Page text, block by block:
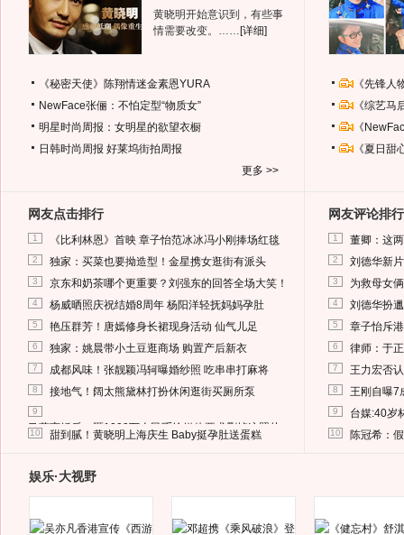
黄晓明开始意识到，有些事
情需要改变。…… [详细]
《秘密天使》陈翔情迷金素恩YURA
NewFace张俪：不怕定型“物质女”
明星时尚周报：女明星的欲望衣橱
日韩时尚周报 好莱坞街拍周报
更多 >>
《先锋
《综艺
《
《夏日
网友点击排行
1 《比利林恩》首映 章子怡范冰冰冯小刚捧场红毯
2 独家：买菜也要拗造型！金星携女逛街有派头
3 京东和奶茶哪个更重要？刘强东的回答全场大笑！
4 杨威晒照庆祝结婚8周年 杨阳洋轻抚妈妈孕肚
5 艳压群芳！唐嫣修身长裙现身活动 仙气儿足
6 独家：姚晨带小土豆逛商场 购置产后新衣
7 成都风味！张靓颖冯轲曝婚纱照 吃串串打麻将
8 接地气！阔太熊黛林打扮休闲逛街买厕所泵
9
马蓉离婚后，砸1000万人民币给媒体要求删掉这照片
10 甜到腻！黄晓明上海庆生 Baby挺孕肚送蛋糕
网友评论排行
1 董卿：这
2 刘德华新
3 为救母女
4 刘德华扮
5 章子怡斥
6 律师：于
7 王力宏否
8 王刚自曝7
9 台媒:40岁
10 陈冠希：
娱乐·大视野